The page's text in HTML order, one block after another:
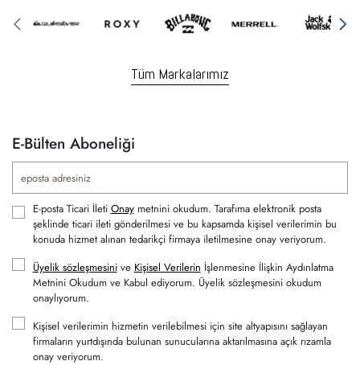
Tüm Markalarımız
E-Bülten Aboneliği
E-posta Ticari İleti Onaymetnini okudum. Tarafıma elektronik posta
şeklinde ticari ileti gönderilmesi ve bu kapsamda kişisel verilerimin bu
konuda hizmet alınan tedarikçi firmaya iletilmesine onay veriyorum.
Üyelik sözleşmesinive Kişisel Verilerin İşlenmesine İlişkin Aydınlatma
Metnini Okudum ve Kabul ediyorum. Üyelik sözleşmesini okudum
onaylıyorum.
Kişisel verilerimin hizmetin verilebilmesi için site altyapısını sağlayan
firmaların yurtdışında bulunan sunucularına aktarılmasına açık rızamla
onay veriyorum.